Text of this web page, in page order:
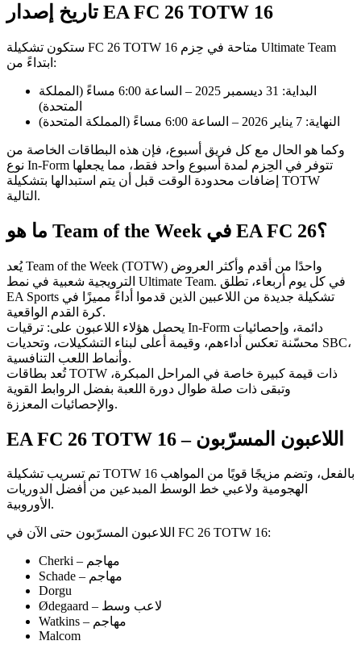
تاريخ إصدار EA FC 26 TOTW 16
ستكون تشكيلة FC 26 TOTW 16 متاحة في حِزم Ultimate Team
ابتداءً من:
البداية: 31 ديسمبر 2025 – الساعة 6:00 مساءً (المملكة
المتحدة)
النهاية: 7 يناير 2026 – الساعة 6:00 مساءً (المملكة المتحدة)
وكما هو الحال مع كل فريق أسبوع، فإن هذه البطاقات الخاصة من
نوع In-Form تتوفر في الحِزم لمدة أسبوع واحد فقط، مما يجعلها
إضافات محدودة الوقت قبل أن يتم استبدالها بتشكيلة TOTW
التالية.
ما هو Team of the Week في EA FC 26؟
يُعد Team of the Week (TOTW) واحدًا من أقدم وأكثر العروض
الترويجية شعبية في نمط Ultimate Team. في كل يوم أربعاء، تطلق
EA Sports تشكيلة جديدة من اللاعبين الذين قدموا أداءً مميزًا في
كرة القدم الواقعية.
يحصل هؤلاء اللاعبون على: ترقيات In-Form دائمة، وإحصائيات
محسّنة تعكس أداءهم، وقيمة أعلى لبناء التشكيلات، وتحديات SBC،
وأنماط اللعب التنافسية.
تُعد بطاقات TOTW ذات قيمة كبيرة خاصة في المراحل المبكرة،
وتبقى ذات صلة طوال دورة اللعبة بفضل الروابط القوية
والإحصائيات المعززة.
EA FC 26 TOTW 16 – اللاعبون المسرّبون
تم تسريب تشكيلة TOTW 16 بالفعل، وتضم مزيجًا قويًا من المواهب
الهجومية ولاعبي خط الوسط المبدعين من أفضل الدوريات
الأوروبية.
اللاعبون المسرّبون حتى الآن في FC 26 TOTW 16:
Cherki – مهاجم
Schade – مهاجم
Dorgu
Ødegaard – لاعب وسط
Watkins – مهاجم
Malcom